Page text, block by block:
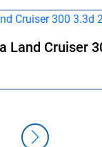
Land Cruiser